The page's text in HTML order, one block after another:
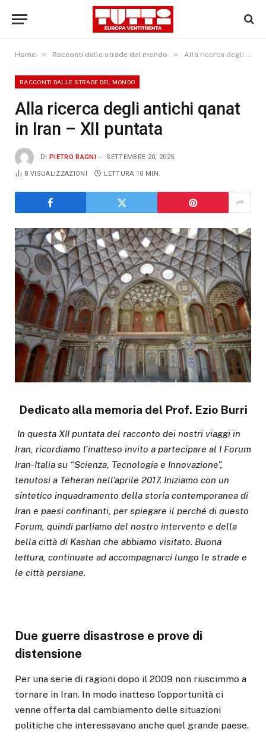
Home » Racconti dalle strade del mondo » Alla ricerca degli antichi qanat in Iran – XII puntata
RACCONTI DALLE STRADE DEL MONDO
Alla ricerca degli antichi qanat
in Iran – XII puntata
DI PIETRO RAGNI SETTEMBRE 20, 2025
8VISUALIZZAZIONI LETTURA 10 MIN.
Dedicato alla memoria del Prof. Ezio Burri
In questa XII puntata del racconto dei nostri viaggi in
Iran, ricordiamo l’inatteso invito a partecipare al I Forum
Iran-Italia su “Scienza, Tecnologia e Innovazione”,
tenutosi a Teheran nell’aprile 2017. Iniziamo con un
sintetico inquadramento della storia contemporanea di
Iran e paesi confinanti, per spiegare il perché di questo
Forum, quindi parliamo del nostro intervento e della
bella città di Kashan che abbiamo visitato. Buona
lettura, continuate ad accompagnarci lungo le strade e
le città persiane.
Due guerre disastrose e prove di
distensione
Per una serie di ragioni dopo il 2009 non riuscimmo a
tornare in Iran. In modo inatteso l’opportunità ci
venne offerta dal cambiamento delle situazioni
politiche che interessavano anche quel grande paese.